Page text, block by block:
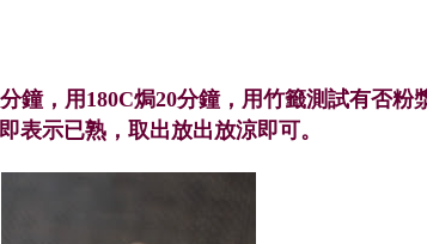
鐘，用180C焗20分鐘，用竹籤測試有否粉
表示已熟，取出放出放涼即可。